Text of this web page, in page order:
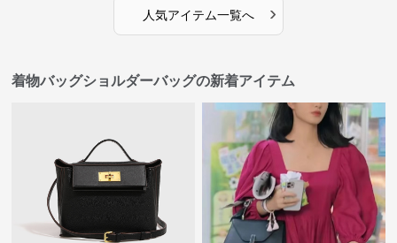
人気アイテム一覧へ ›
着物バッグショルダーバッグの新着アイテム